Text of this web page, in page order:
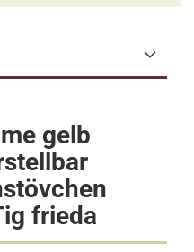
gelb
frieda